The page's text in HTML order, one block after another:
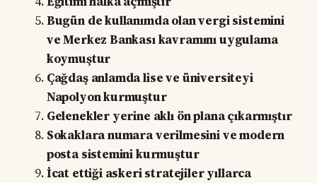
Bugün de kullanımda olan vergi sistemini
ve Merkez Bankası kavramını uygulama
koymuştur
Çağdaş anlamda lise ve üniversiteyi
Napolyon kurmuştur
Gelenekler yerine aklı ön plana çıkarmıştır
Sokaklara numara verilmesini ve modern
posta sistemini kurmuştur
İcat ettiği askeri stratejiler yıllarca